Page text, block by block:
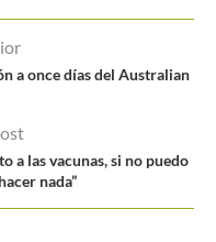
a once días del Australian
a las vacunas, si no puedo
nada”